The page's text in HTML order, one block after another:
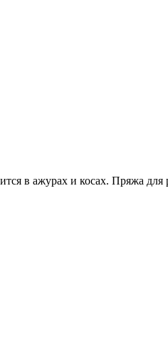
в ажурах и косах. Пряжа для